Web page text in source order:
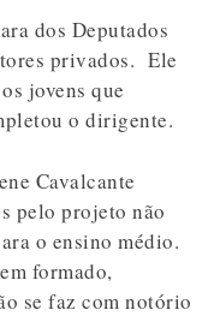
dos Deputados
privados. Ele
jovens que
o dirigente.
Cavalcante
pelo projeto não
o ensino médio.
formado,
se faz com notório